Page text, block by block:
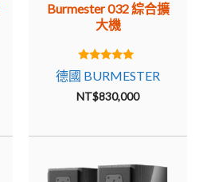
Burmester 032 綜合擴
大機
5.00
out of 5
德國 BURMESTER
NT$830,000